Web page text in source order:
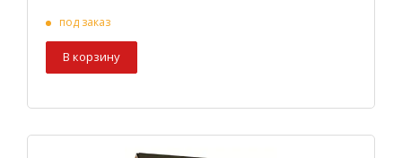
под заказ
В корзину